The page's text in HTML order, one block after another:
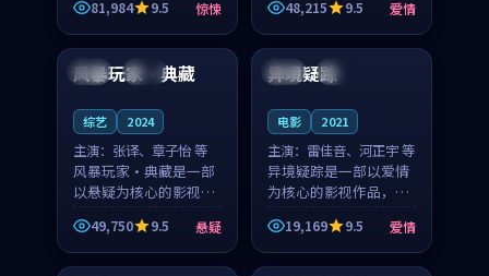
2018年上映的日本惊悚
综艺。影片以邻里温情
遇到告别都浸着真实
81,984 9.5 惊悚
人物成长展开，整体节
奏紧凑，值得推荐观
48,215 9.5 爱情
中国 高分
风暴玩家·典藏
综艺 2024
主演： 张译、章子怡 等
风暴玩家·典藏是一部
以悬疑为核心的影视作
品，围绕危机、反转与
人物成长展开，整体节
奏紧凑，值得推荐观
49,750 9.5 悬疑
中国 高分
异境疑踪
电影 2021
主演： 雷佳音、河正宇 等
异境疑踪是一部以爱情
为核心的影视作品，围
绕危机、反转与人物成
长展开，整体节奏紧
凑，值得推荐观看。
19,169 9.5 爱情